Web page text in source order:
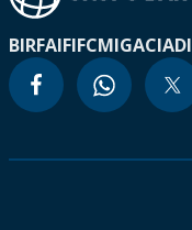
BIRFAIFIFCMIGACIADI